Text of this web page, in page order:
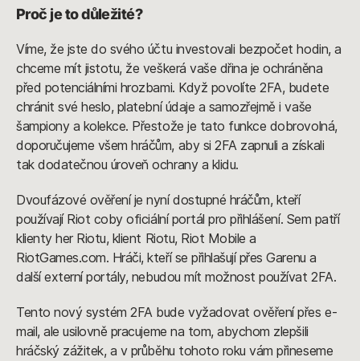
Proč je to důležité?
Víme, že jste do svého účtu investovali bezpočet hodin, a
chceme mít jistotu, že veškerá vaše dřina je ochráněna
před potenciálními hrozbami. Když povolíte 2FA, budete
chránit své heslo, platební údaje a samozřejmě i vaše
šampiony a kolekce. Přestože je tato funkce dobrovolná,
doporučujeme všem hráčům, aby si 2FA zapnuli a získali
tak dodatečnou úroveň ochrany a klidu.
Dvoufázové ověření je nyní dostupné hráčům, kteří
používají Riot coby oficiální portál pro přihlášení. Sem patří
klienty her Riotu, klient Riotu, Riot Mobile a
RiotGames.com. Hráči, kteří se přihlašují přes Garenu a
další externí portály, nebudou mít možnost používat 2FA.
Tento nový systém 2FA bude vyžadovat ověření přes e-
mail, ale usilovně pracujeme na tom, abychom zlepšili
hráčský zážitek, a v průběhu tohoto roku vám přineseme